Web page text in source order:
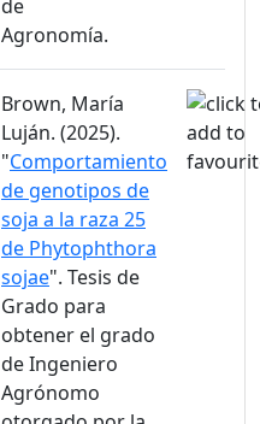
de
Agronomía.
Brown, María
Luján. (2025).
"Comportamiento
de genotipos de
soja a la raza 25
de Phytophthora
sojae". Tesis de
Grado para
obtener el grado
de Ingeniero
Agrónomo